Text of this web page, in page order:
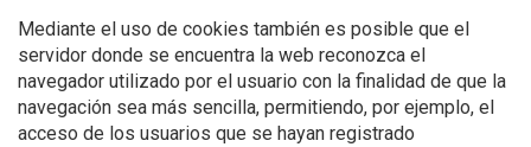
Mediante el uso de cookies también es posible que el
servidor donde se encuentra la web reconozca el
navegador utilizado por el usuario con la finalidad de que la
navegación sea más sencilla, permitiendo, por ejemplo, el
acceso de los usuarios que se hayan registrado